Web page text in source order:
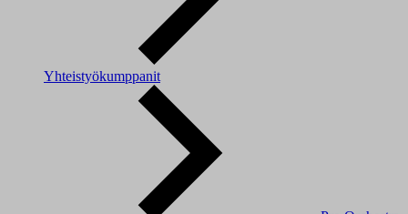
Yhteistyökumppanit